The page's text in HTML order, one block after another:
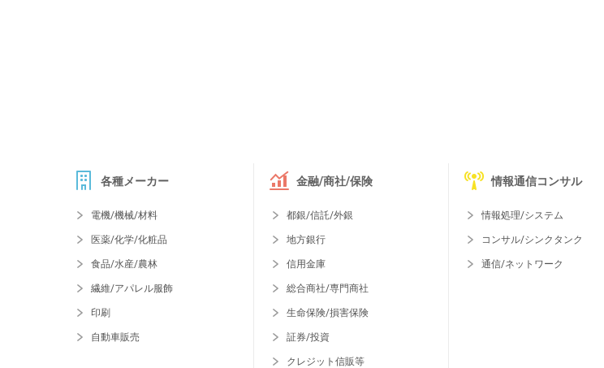
各種メーカー
電機/機械/材料
医薬/化学/化粧品
食品/水産/農林
繊維/アパレル服飾
印刷
自動車販売
金融/商社/保険
都銀/信託/外銀
地方銀行
信用金庫
総合商社/専門商社
生命保険/損害保険
証券/投資
クレジット信販等
情報通信コンサル
情報処理/システム
コンサル/シンクタンク
通信/ネットワーク